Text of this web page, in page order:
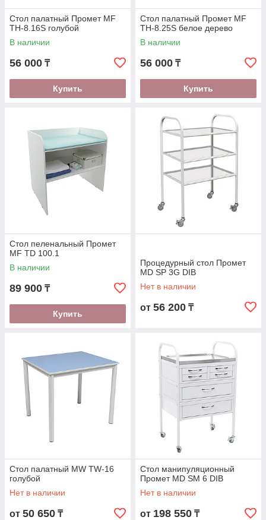
Стол палатный Промет MF
TH-8.16S голубой
В наличии
56 000 ₸
Купить
Стол палатный Промет MF
TH-8.25S белое дерево
В наличии
56 000 ₸
Купить
Стол пеленальный Промет
MF TD 100.1
В наличии
89 900 ₸
Купить
Процедурный стол Промет
MD SP 3G DIB
Нет в наличии
от 56 200 ₸
Стол палатный MW TW-16
голубой
Нет в наличии
от 50 650 ₸
Стол манипуляционный
Промет MD SM 6 DIB
Нет в наличии
от 198 550 ₸